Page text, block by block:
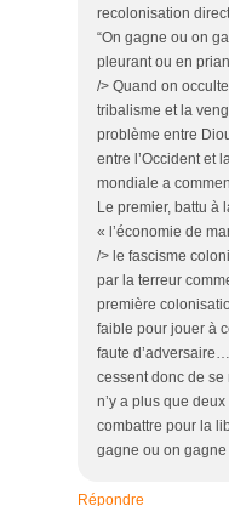
recolonisation
“On gagne ou on
pleurant ou en
/> Quand on
tribalisme et la
problème entre
entre l’Occident et
mondiale a
Le premier, battu à
« l’économie de
/> le fascisme
par la terreur
première
faible pour jouer à
faute
cessent donc de se
n’y a plus que
combattre pour la
gagne ou on gagne
Répondre